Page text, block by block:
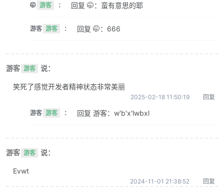
🤭 游客 ： 回复 🤭：蛮有意思的耶
游客 游客 ： 回复 🤭：666
游客 游客 说：
笑死了感觉开发者精神状态非常美丽
2025-02-18 11:50:19 回复
游客 游客 ： 回复 游客：w'b'x'lwbxl
游客 游客 说：
Evwt
2024-11-01 21:38:52 回复